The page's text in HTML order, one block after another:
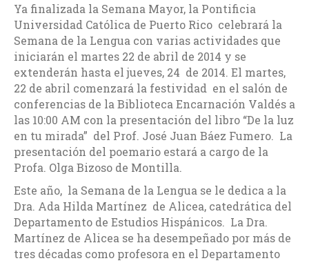
Ya finalizada la Semana Mayor, la Pontificia
Universidad Católica de Puerto Rico celebrará la
Semana de la Lengua con varias actividades que
iniciarán el martes 22 de abril de 2014 y se
extenderán hasta el jueves, 24 de 2014. El martes,
22 de abril comenzará la festividad en el salón de
conferencias de la Biblioteca Encarnación Valdés a
las 10:00 AM con la presentación del libro “De la luz
en tu mirada” del Prof. José Juan Báez Fumero. La
presentación del poemario estará a cargo de la
Profa. Olga Bizoso de Montilla.
Este año, la Semana de la Lengua se le dedica a la
Dra. Ada Hilda Martínez de Alicea, catedrática del
Departamento de Estudios Hispánicos. La Dra.
Martínez de Alicea se ha desempeñado por más de
tres décadas como profesora en el Departamento